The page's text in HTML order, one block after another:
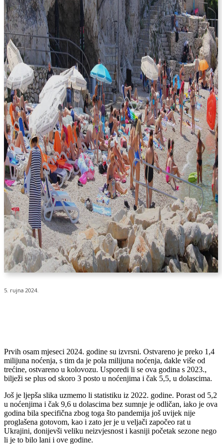
5. rujna 2024.
Prvih osam mjeseci 2024. godine su izvrsni. Ostvareno je preko 1,4
milijuna noćenja, s tim da je pola milijuna noćenja, dakle više od
trećine, ostvareno u kolovozu. Usporedi li se ova godina s 2023.,
bilježi se plus od skoro 3 posto u noćenjima i čak 5,5, u dolascima.
Još je ljepša slika uzmemo li statistiku iz 2022. godine. Porast od 5,2
u noćenjima i čak 9,6 u dolascima bez sumnje je odličan, iako je ova
godina bila specifična zbog toga što pandemija još uvijek nije
proglašena gotovom, kao i zato jer je u veljači započeo rat u
Ukrajini, donijevši veliku neizvjesnost i kasniji početak sezone nego
li je to bilo lani i ove godine.